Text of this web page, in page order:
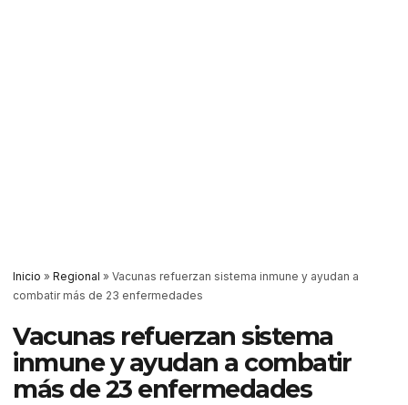
Inicio » Regional » Vacunas refuerzan sistema inmune y ayudan a
combatir más de 23 enfermedades
Vacunas refuerzan sistema
inmune y ayudan a combatir
más de 23 enfermedades